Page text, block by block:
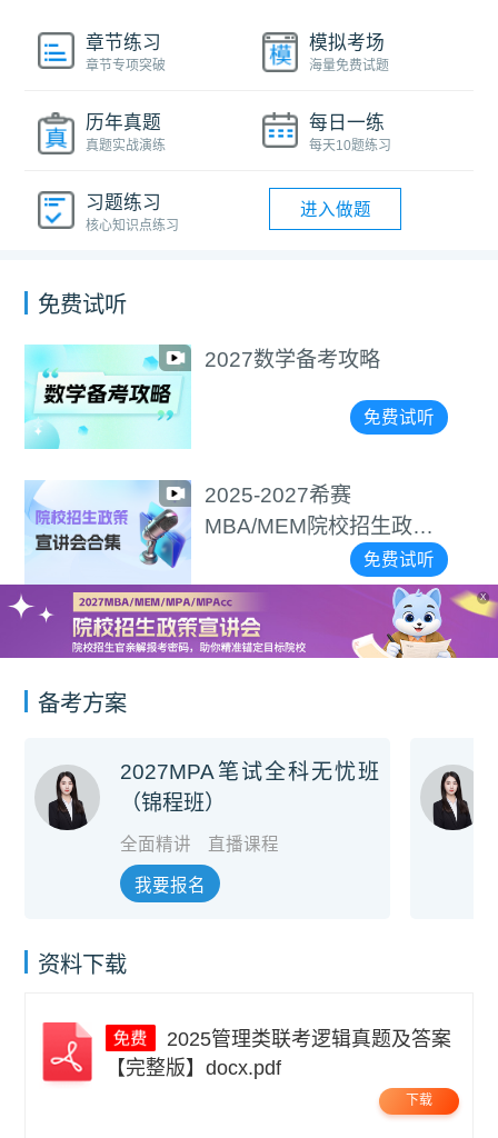
章节练习
章节专项突破
模拟考场
海量免费试题
历年真题
真题实战演练
每日一练
每天10题练习
习题练习
核心知识点练习
进入做题
免费试听
2027数学备考攻略
免费试听
2025-2027希赛
MBA/MEM院校招生政策
免费试听
X
备考方案
2027MPA笔试全科无忧班
（锦程班）
全面精讲 直播课程
我要报名
资料下载
【完整版】docx.pdf
下载